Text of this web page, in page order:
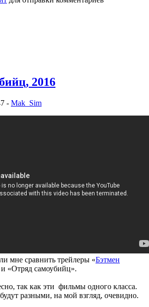
2016
- Mak_Sim
мне сравнить трейлеры «Бэтмен
и «Отряд самоубийц».
так как эти фильмы одного класса.
разными, на мой взгляд, очевидно.